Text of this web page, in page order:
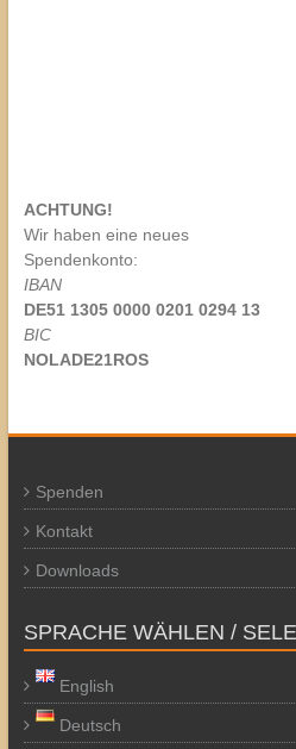
ACHTUNG!
Wir haben eine neues
Spendenkonto:
IBAN
DE51 1305 0000 0201 0294 13
BIC
NOLADE21ROS
Spenden
Kontakt
Downloads
SPRACHE WÄHLEN /
English
Deutsch